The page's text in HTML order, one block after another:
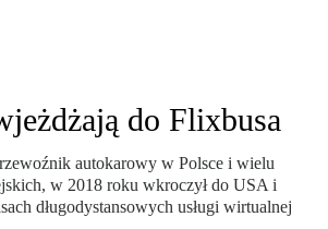
do Flixbusa
autokarowy w Polsce i wielu
w 2018 roku wkroczył do USA i
długodystansowych usługi wirtualnej